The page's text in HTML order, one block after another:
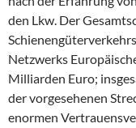
den Lkw. Der
Netzwerks
Milliarden Euro;
der vorgesehenen
enormen